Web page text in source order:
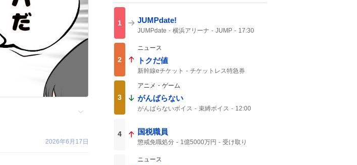
2026年6月17日
1 JUMPdate!
JUMPdate 横浜アリーナ JUMP
17:30
2
ニュース
トクだ値
新幹線eチケット
チケットレス特急券
トク割
えきねっと
JR東
3
アニメ・ゲーム
がんばらない
がんばらないボイス 束縛ボイス
12:00
4 国税職員
懲戒免職処分 1億5000万円
受け取り
ニュース